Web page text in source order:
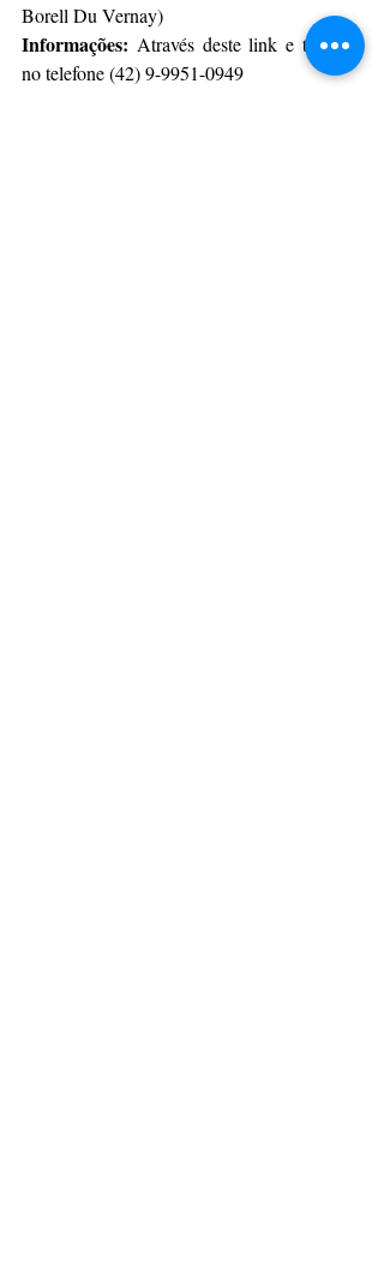
Borell Du Vernay)
Informações: Através deste link e também
no telefone (42) 9-9951-0949